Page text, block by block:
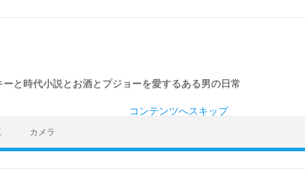
と時代小説とお酒とプジョーを愛するある男の日常
コンテンツへスキップ
カメラ